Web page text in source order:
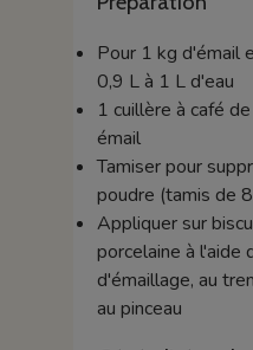
Pour 1 kg d'émail
0,9 L à 1 L d'eau
1 cuillère à café
émail
Tamiser pour
poudre (tamis de
Appliquer sur
porcelaine à l'aide
d'émaillage, au
au pinceau